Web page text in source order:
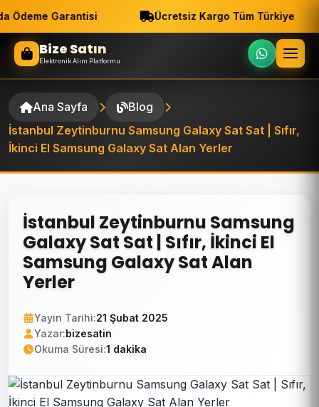
Ödeme Garantisi Ücretsiz Kargo Tüm Türkiye
Bize Satın
Elektronik Alım Platformu
Ana Sayfa
Blog
İstanbul Zeytinburnu Samsung Galaxy Sat Sat | Sıfır,
İkinci El Samsung Galaxy Sat Alan Yerler
İstanbul Zeytinburnu Samsung
Galaxy Sat Sat | Sıfır, İkinci El
Samsung Galaxy Sat Alan
Yerler
Yayın Tarihi:21 Şubat 2025
Yazar:bizesatin
Okuma Süresi:1 dakika